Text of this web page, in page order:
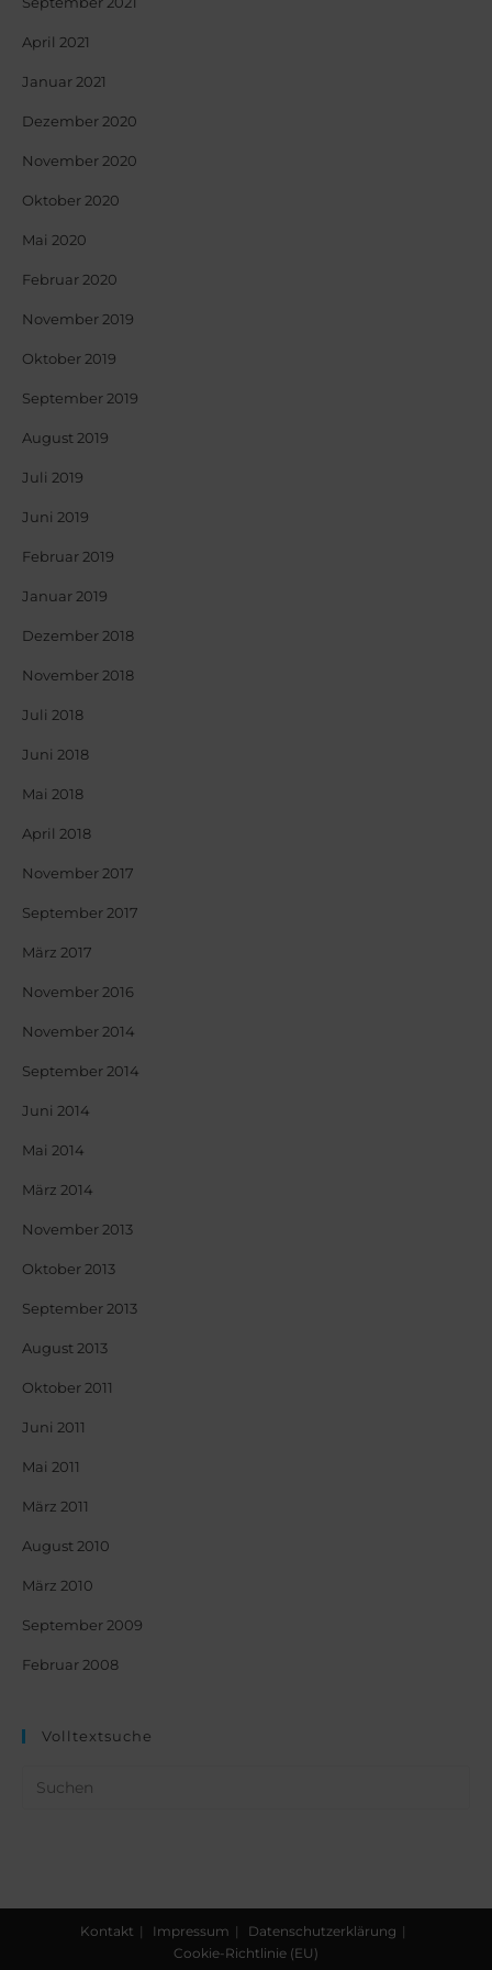
April 2021
Januar 2021
Dezember 2020
November 2020
Oktober 2020
Mai 2020
Februar 2020
November 2019
Oktober 2019
September 2019
August 2019
Juli 2019
Juni 2019
Februar 2019
Januar 2019
Dezember 2018
November 2018
Juli 2018
Juni 2018
Mai 2018
April 2018
November 2017
September 2017
März 2017
November 2016
November 2014
September 2014
Juni 2014
Mai 2014
März 2014
November 2013
Oktober 2013
September 2013
August 2013
Oktober 2011
Juni 2011
Mai 2011
März 2011
August 2010
März 2010
September 2009
Februar 2008
Volltextsuche
Kontakt Impressum
Datenschutzerklärung
Cookie-Richtlinie (EU)